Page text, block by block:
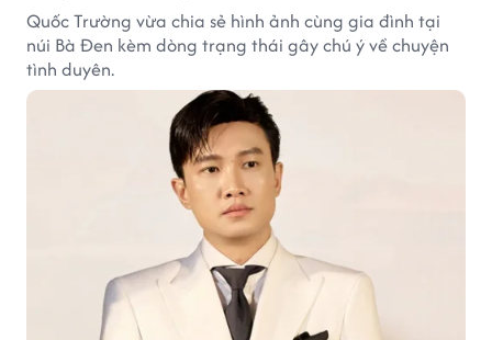
Quốc Trường vừa chia sẻ hình ảnh cùng gia đình tại
núi Bà Đen kèm dòng trạng thái gây chú ý về chuyện
tình duyên.